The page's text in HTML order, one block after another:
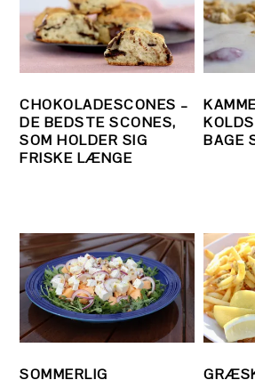
CHOKOLADESCONES –
DE BEDSTE SCONES,
SOM HOLDER SIG
FRISKE LÆNGE
BAGE
SOMMERLIG